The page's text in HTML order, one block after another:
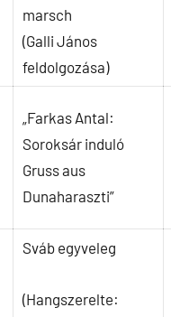
marsch
(Galli János
feldolgozása)
„Farkas Antal:
Soroksár induló
Gruss aus
Dunaharaszti”
Sváb egyveleg
(Hangszerelte: